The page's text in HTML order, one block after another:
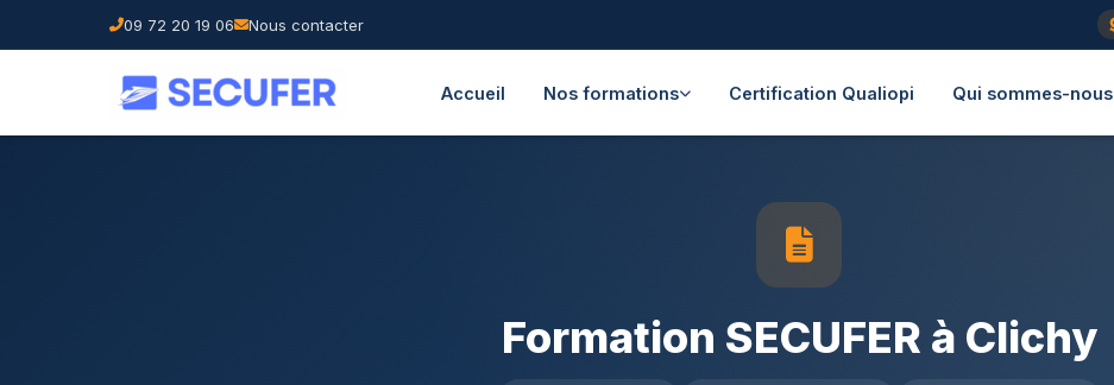
09 72 20 19 06 Nous contacter
Accueil Nos formations Certification Qualiopi Qui sommes-nous
Formation SECUFER à Clichy